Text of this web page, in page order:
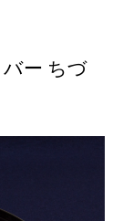
バー ちづ